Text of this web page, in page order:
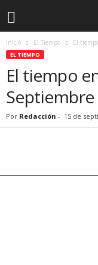
Inicio El Tiempo El
EL TIEMPO
El tiempo
Septiembre
Por Redacción - 15 de